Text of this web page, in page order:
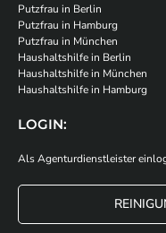
Putzfrau in Berlin
Putzfrau in Hamburg
Putzfrau in München
Haushaltshilfe in Berlin
Haushaltshilfe in München
Haushaltshilfe in Hamburg
LOGIN:
Als Agenturdienstleister